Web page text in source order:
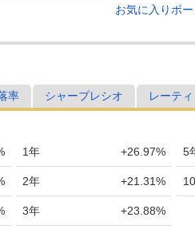
お気に入りボ
率 シャープレシオ レーテ
1年 +26.97%
2年 +21.31%
3年 +23.88%
5